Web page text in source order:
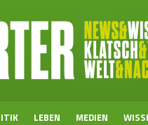
LEBEN MEDIEN